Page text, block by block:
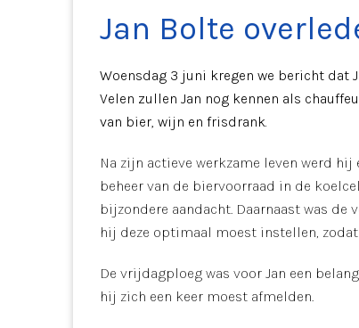
Jan Bolte
Woensdag 3 juni kregen we bericht dat
Velen zullen Jan nog kennen als
van bier, wijn en frisdrank.
Na zijn actieve werkzame leven werd
beheer van de biervoorraad in de
bijzondere aandacht. Daarnaast was de
hij deze optimaal moest instellen,
De vrijdagploeg was voor Jan een
hij zich een keer moest afmelden.